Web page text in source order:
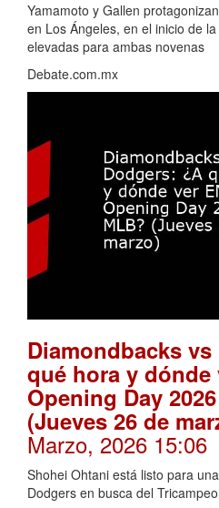
Yamamoto y Gallen
en Los Ángeles, en el inicio de
elevadas para ambas novenas
Debate.com.mx
Diamondbacks
qué hora y dónde
Opening Day
(Jueves 26 de
Marzo, 2026 15:06
Shohei Ohtani está listo para
Dodgers en busca del